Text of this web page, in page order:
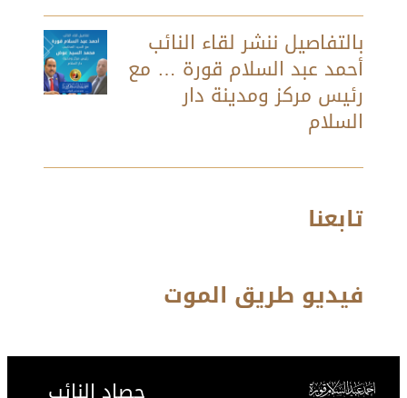
بالتفاصيل ننشر لقاء النائب
أحمد عبد السلام قورة … مع
رئيس مركز ومدينة دار
السلام
تابعنا
فيديو طريق الموت